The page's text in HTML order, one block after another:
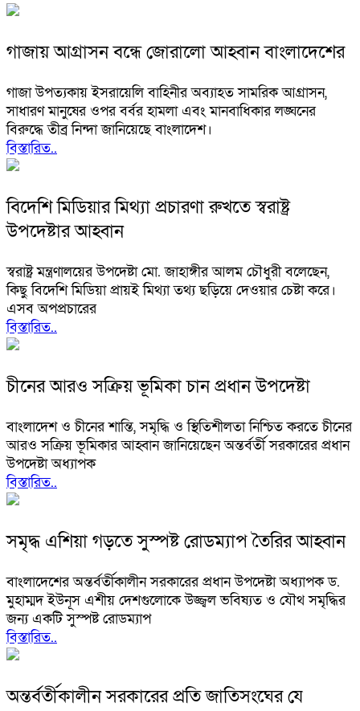
গাজায় আগ্রাসন বন্ধে জোরালো আহ্বান বাংলাদেশের
গাজা উপত্যকায় ইসরায়েলি বাহিনীর অব্যাহত সামরিক আগ্রাসন,
সাধারণ মানুষের ওপর বর্বর হামলা এবং মানবাধিকার লঙ্ঘনের
বিরুদ্ধে তীব্র নিন্দা জানিয়েছে বাংলাদেশ।
বিস্তারিত..
বিদেশি মিডিয়ার মিথ্যা প্রচারণা রুখতে স্বরাষ্ট্র
উপদেষ্টার আহ্বান
স্বরাষ্ট্র মন্ত্রণালয়ের উপদেষ্টা মো. জাহাঙ্গীর আলম চৌধুরী বলেছেন,
কিছু বিদেশি মিডিয়া প্রায়ই মিথ্যা তথ্য ছড়িয়ে দেওয়ার চেষ্টা করে।
এসব অপপ্রচারের
বিস্তারিত..
চীনের আরও সক্রিয় ভূমিকা চান প্রধান উপদেষ্টা
বাংলাদেশ ও চীনের শান্তি, সমৃদ্ধি ও স্থিতিশীলতা নিশ্চিত করতে চীনের
আরও সক্রিয় ভূমিকার আহ্বান জানিয়েছেন অন্তর্বর্তী সরকারের প্রধান
উপদেষ্টা অধ্যাপক
বিস্তারিত..
সমৃদ্ধ এশিয়া গড়তে সুস্পষ্ট রোডম্যাপ তৈরির আহ্বান
বাংলাদেশের অন্তর্বর্তীকালীন সরকারের প্রধান উপদেষ্টা অধ্যাপক ড.
মুহাম্মদ ইউনূস এশীয় দেশগুলোকে উজ্জ্বল ভবিষ্যত ও যৌথ সমৃদ্ধির
জন্য একটি সুস্পষ্ট রোডম্যাপ
বিস্তারিত..
অন্তর্বর্তীকালীন সরকারের প্রতি জাতিসংঘের যে